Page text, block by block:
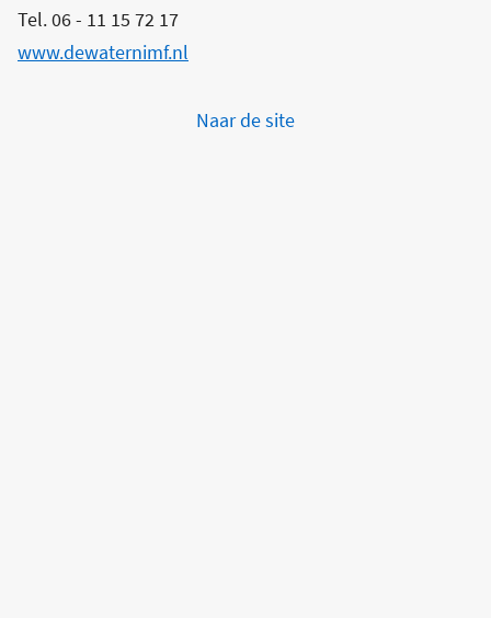
Tel. 06 - 11 15 72 17
www.dewaternimf.nl
Naar de site